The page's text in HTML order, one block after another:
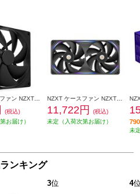
(税込)
お届け）
11,722円
(税込)
未定（入荷次第お届け）
未
ンキング
3位 4